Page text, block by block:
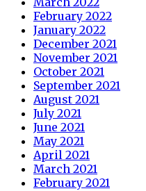
February 2022
January 2022
December 2021
November 2021
October 2021
September 2021
August 2021
July 2021
June 2021
May 2021
April 2021
March 2021
February 2021